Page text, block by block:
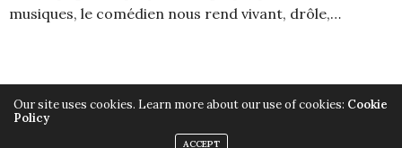
musiques, le comédien nous rend vivant, drôle,…
Our site uses cookies. Learn more about our use of cookies: Cookie
Policy
ACCEPT